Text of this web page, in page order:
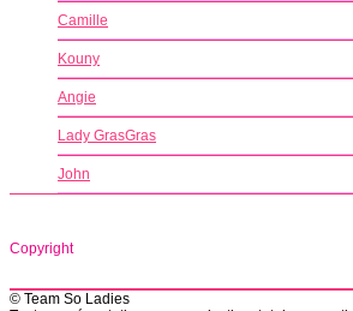
Camille
Kouny
Angie
Lady GrasGras
John
Copyright
© Team So Ladies